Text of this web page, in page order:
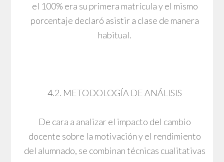
el 100% era su primera matrícula y el mismo
porcentaje declaró asistir a clase de manera
habitual.
4.2. METODOLOGÍA DE ANÁLISIS
De cara a analizar el impacto del cambio
docente sobre la motivación y el rendimiento
del alumnado, se combinan técnicas cualitativas